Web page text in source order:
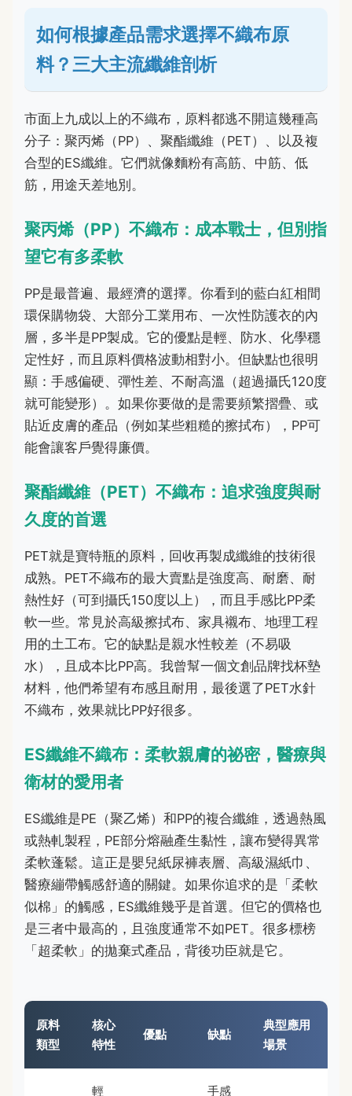
如何根據產品需求選擇不織布原
料？三大主流纖維剖析
市面上九成以上的不織布，原料都逃不開這幾種高
分子：聚丙烯（PP）、聚酯纖維（PET）、以及複
合型的ES纖維。它們就像麵粉有高筋、中筋、低
筋，用途天差地別。
聚丙烯（PP）不織布：成本戰士，但別指
望它有多柔軟
PP是最普遍、最經濟的選擇。你看到的藍白紅相間
環保購物袋、大部分工業用布、一次性防護衣的內
層，多半是PP製成。它的優點是輕、防水、化學穩
定性好，而且原料價格波動相對小。但缺點也很明
顯：手感偏硬、彈性差、不耐高溫（超過攝氏120度
就可能變形）。如果你要做的是需要頻繁摺疊、或
貼近皮膚的產品（例如某些粗糙的擦拭布），PP可
能會讓客戶覺得廉價。
聚酯纖維（PET）不織布：追求強度與耐
久度的首選
PET就是寶特瓶的原料，回收再製成纖維的技術很
成熟。PET不織布的最大賣點是強度高、耐磨、耐
熱性好（可到攝氏150度以上），而且手感比PP柔
軟一些。常見於高級擦拭布、家具襯布、地理工程
用的土工布。它的缺點是親水性較差（不易吸
水），且成本比PP高。我曾幫一個文創品牌找杯墊
材料，他們希望有布感且耐用，最後選了PET水針
不織布，效果就比PP好很多。
ES纖維不織布：柔軟親膚的祕密，醫療與
衛材的愛用者
ES纖維是PE（聚乙烯）和PP的複合纖維，透過熱風
或熱軋製程，PE部分熔融產生黏性，讓布變得異常
柔軟蓬鬆。這正是嬰兒紙尿褲表層、高級濕紙巾、
醫療繃帶觸感舒適的關鍵。如果你追求的是「柔軟
似棉」的觸感，ES纖維幾乎是首選。但它的價格也
是三者中最高的，且強度通常不如PET。很多標榜
「超柔軟」的拋棄式產品，背後功臣就是它。
原料
類型
核心
特性
優點 缺點
典型應用
場景
輕 手感